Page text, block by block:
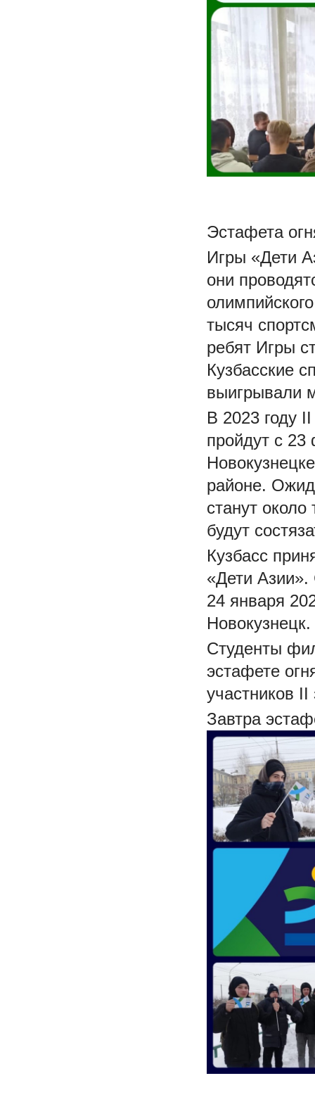
Эстафета
Игры «Дети
они
тысяч
ребят Игры
Кузбасские
выигрывали
В 2023 году
пройдут с
районе.
станут
будут
Кузбасс
«Дети
24 января
Новокузнецк.
Студенты
эстафете
участников
Завтра